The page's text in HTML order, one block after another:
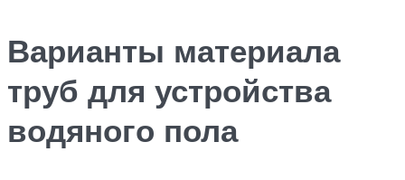
Варианты материала
труб для устройства
водяного пола